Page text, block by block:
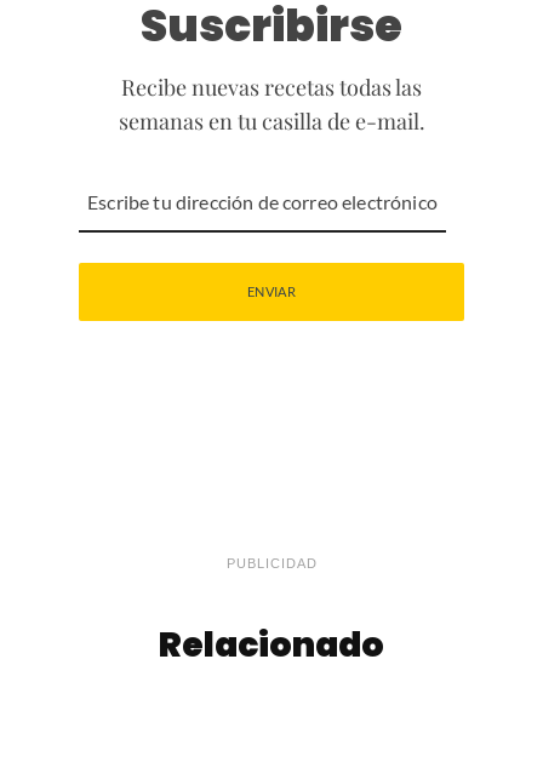
Suscribirse
Recibe nuevas recetas todas las
semanas en tu casilla de e-mail.
PUBLICIDAD
Relacionado